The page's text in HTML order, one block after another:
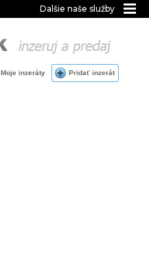
Dalšie naše služby
Moje inzeráty Pridať inzerát